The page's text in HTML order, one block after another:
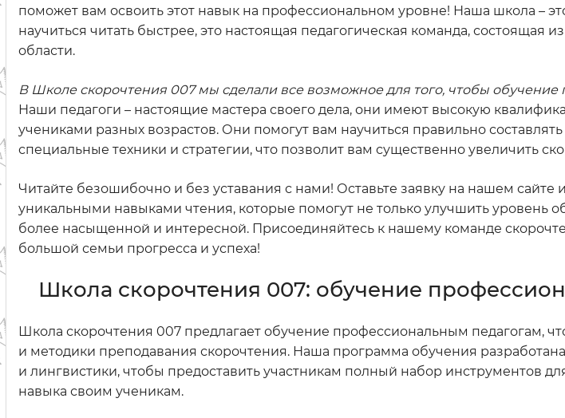
поможет вам освоить этот навык на профессиональном уровне! Наша школа –
научиться читать быстрее, это настоящая педагогическая команда, состоящая
области.
В Школе скорочтения 007 мы сделали все возможное для того, чтобы
Наши педагоги – настоящие мастера своего дела, они имеют высокую
учениками разных возрастов. Они помогут вам научиться правильно
специальные техники и стратегии, что позволит вам существенно увеличить
Читайте безошибочно и без уставания с нами! Оставьте заявку на нашем сайте
уникальными навыками чтения, которые помогут не только улучшить уровень
более насыщенной и интересной. Присоединяйтесь к нашему команде
большой семьи прогресса и успеха!
Школа скорочтения 007: обучение
Школа скорочтения 007 предлагает обучение профессиональным педагогам,
и методики преподавания скорочтения. Наша программа обучения
и лингвистики, чтобы предоставить участникам полный набор инструментов
навыка своим ученикам.